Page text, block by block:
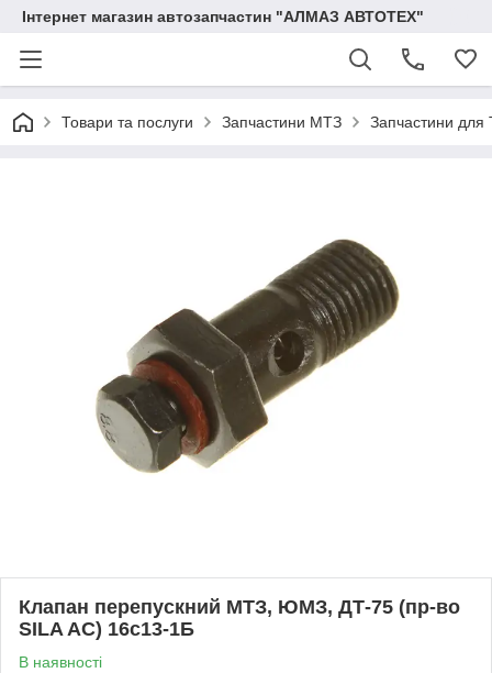
Інтернет магазин автозапчастин "АЛМАЗ АВТОТЕХ"
Товари та послуги Запчастини МТЗ Запчастини
Клапан перепускний МТЗ, ЮМЗ, ДТ-75 (пр-во
SILA AC) 16с13-1Б
В наявності